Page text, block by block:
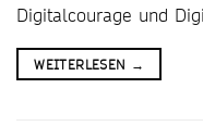
Digitalcourage und
WEITERLESEN →